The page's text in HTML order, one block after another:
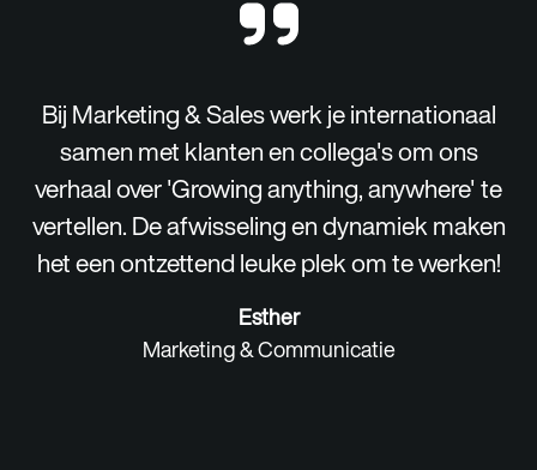
Bij Marketing & Sales werk je internationaal
samen met klanten en collega's om ons
verhaal over 'Growing anything, anywhere' te
vertellen. De afwisseling en dynamiek maken
het een ontzettend leuke plek om te werken!
Esther
Marketing & Communicatie